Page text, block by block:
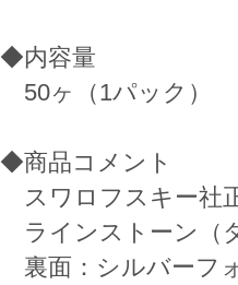
◆内容量
50ヶ（1パック）
◆商品コメント
スワロフスキー社
ラインストーン（
裏面：シルバーフ